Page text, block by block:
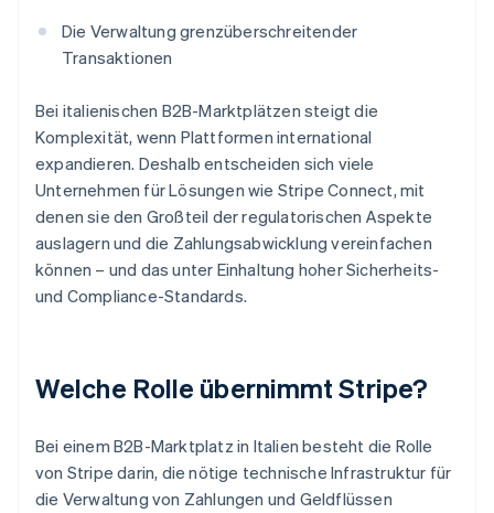
Die Verwaltung grenzüberschreitender
Transaktionen
Bei italienischen B2B-Marktplätzen steigt die
Komplexität, wenn Plattformen international
expandieren. Deshalb entscheiden sich viele
Unternehmen für Lösungen wie Stripe Connect, mit
denen sie den Großteil der regulatorischen Aspekte
auslagern und die Zahlungsabwicklung vereinfachen
können – und das unter Einhaltung hoher Sicherheits-
und Compliance-Standards.
Welche Rolle übernimmt Stripe?
Bei einem B2B-Marktplatz in Italien besteht die Rolle
von Stripe darin, die nötige technische Infrastruktur für
die Verwaltung von Zahlungen und Geldflüssen